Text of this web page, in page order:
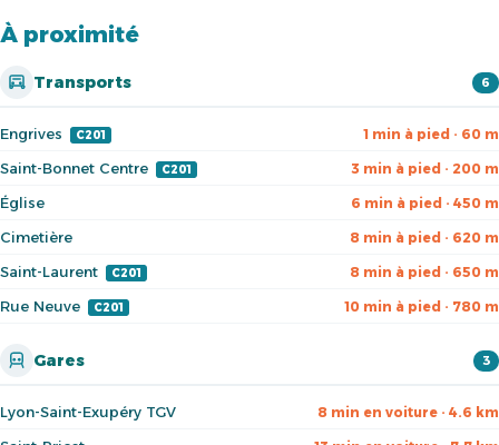
À proximité
Transports 6
Engrives C201 1 min à pied · 60 m
Saint-Bonnet Centre C201 3 min à pied · 200 m
Église 6 min à pied · 450 m
Cimetière 8 min à pied · 620 m
Saint-Laurent C201 8 min à pied · 650 m
Rue Neuve C201 10 min à pied · 780 m
Gares 3
Lyon-Saint-Exupéry TGV 8 min en voiture · 4.6 km